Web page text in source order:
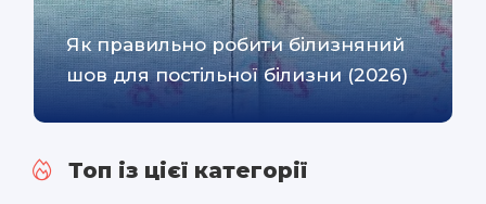
Як правильно робити білизняний
шов для постільної білизни (2026)
Топ із цієї категорії